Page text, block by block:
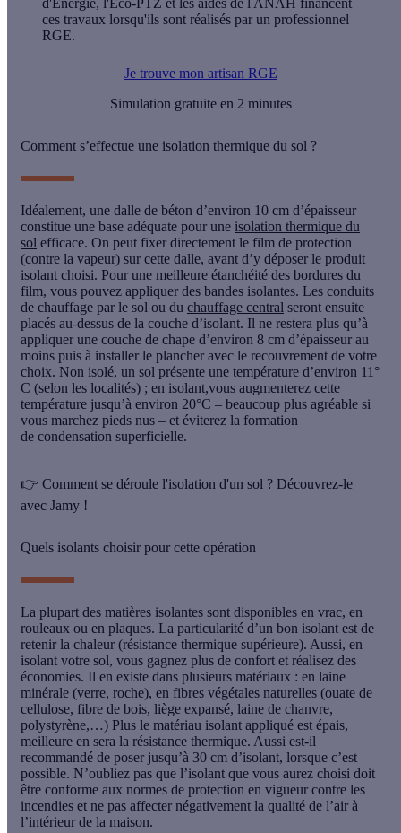
ces travaux lorsqu'ils sont réalisés par un professionnel
RGE.
Je trouve mon artisan RGE
Simulation gratuite en 2 minutes
Comment s’effectue une isolation thermique du sol ?
Idéalement, une dalle de béton d’environ 10 cm d’épaisseur
constitue une base adéquate pour une isolation thermique du
sol efficace. On peut fixer directement le film de protection
(contre la vapeur) sur cette dalle, avant d’y déposer le produit
isolant choisi. Pour une meilleure étanchéité des bordures du
film, vous pouvez appliquer des bandes isolantes. Les conduits
de chauffage par le sol ou du chauffage central seront ensuite
placés au-dessus de la couche d’isolant. Il ne restera plus qu’à
appliquer une couche de chape d’environ 8 cm d’épaisseur au
moins puis à installer le plancher avec le recouvrement de votre
choix. Non isolé, un sol présente une température d’environ 11°
C (selon les localités) ; en isolant,vous augmenterez cette
température jusqu’à environ 20°C – beaucoup plus agréable si
vous marchez pieds nus – et éviterez la formation
de condensation superficielle.
👉 Comment se déroule l'isolation d'un sol ? Découvrez-le
avec Jamy !
Quels isolants choisir pour cette opération
La plupart des matières isolantes sont disponibles en vrac, en
rouleaux ou en plaques. La particularité d’un bon isolant est de
retenir la chaleur (résistance thermique supérieure). Aussi, en
isolant votre sol, vous gagnez plus de confort et réalisez des
économies. Il en existe dans plusieurs matériaux : en laine
minérale (verre, roche), en fibres végétales naturelles (ouate de
cellulose, fibre de bois, liège expansé, laine de chanvre,
polystyrène,…) Plus le matériau isolant appliqué est épais,
meilleure en sera la résistance thermique. Aussi est-il
recommandé de poser jusqu’à 30 cm d’isolant, lorsque c’est
possible. N’oubliez pas que l’isolant que vous aurez choisi doit
être conforme aux normes de protection en vigueur contre les
incendies et ne pas affecter négativement la qualité de l’air à
l’intérieur de la maison.